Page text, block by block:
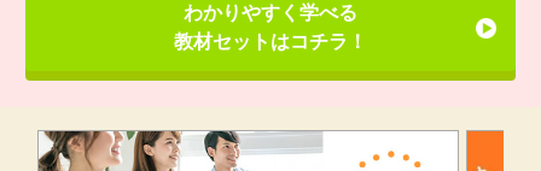
わかりやすく学べる
教材セットはコチラ！